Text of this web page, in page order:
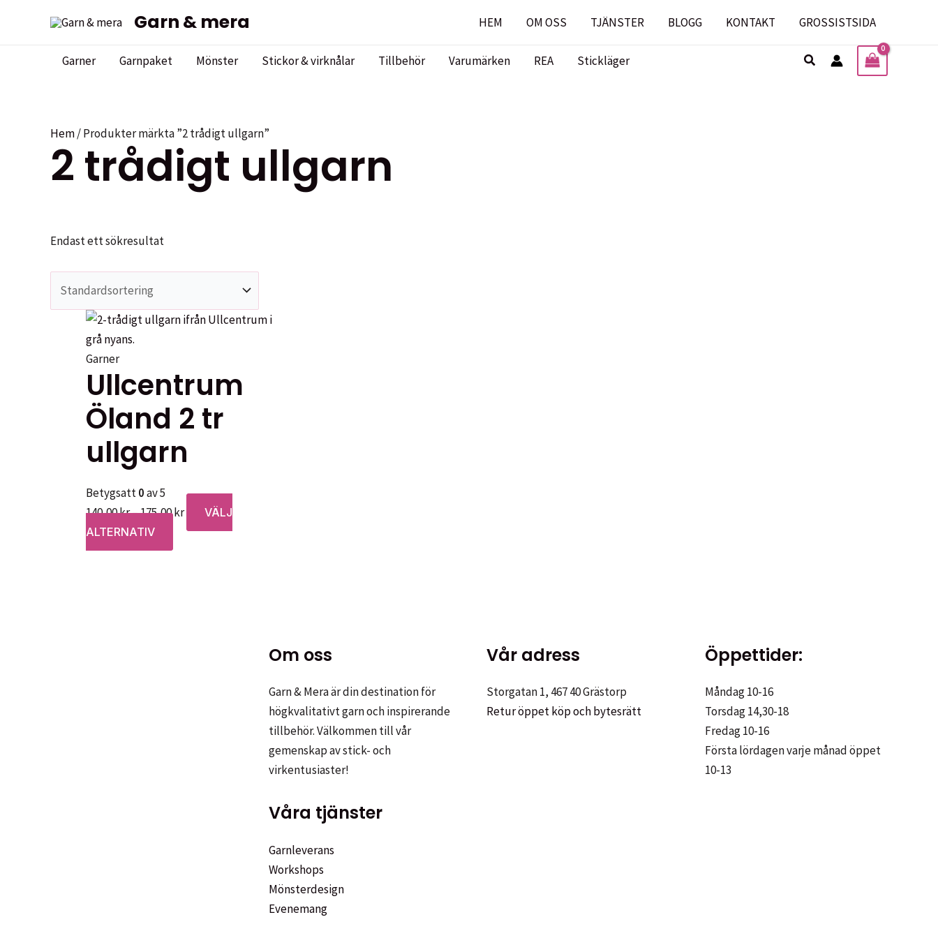
Garn & mera HEM OM OSS TJÄNSTER BLOGG KONTAKT GROSSISTSIDA
Garner Garnpaket Mönster Stickor & virknålar Tillbehör Varumärken REA Stickläger Sök
Hem/ Produkter märkta ”2 trådigt ullgarn”
2 trådigt ullgarn
Endast ett sökresultat
Garner
Ullcentrum
Öland 2 tr
ullgarn
Betygsatt0av 5
140,00kr–175,00krPrisintervall:
140,00 kr
VÄLJ
ALTERNATIV
Den
här
Om oss
Garn & Mera är din destination för
högkvalitativt garn och inspirerande
tillbehör. Välkommen till vår
gemenskap av stick- och
virkentusiaster!
Våra tjänster
Garnleverans
Workshops
Mönsterdesign
Evenemang
Vår adress
Storgatan 1, 467 40 Grästorp
Retur öppet köp och bytesrätt
Öppettider:
Måndag 10-16
Torsdag 14,30-18
Fredag 10-16
Första lördagen varje månad öppet
10-13